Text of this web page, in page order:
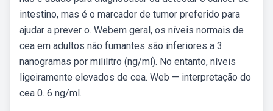
intestino, mas é o marcador de tumor preferido para
ajudar a prever o. Webem geral, os níveis normais de
cea em adultos não fumantes são inferiores a 3
nanogramas por mililitro (ng/ml). No entanto, níveis
ligeiramente elevados de cea. Web — interpretação do
cea 0. 6 ng/ml.